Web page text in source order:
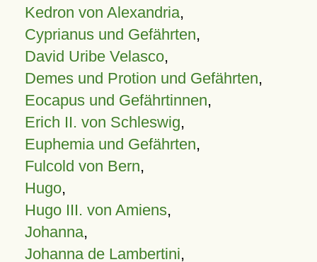
Kedron von Alexandria,
Cyprianus und Gefährten,
David Uribe Velasco,
Demes und Protion und Gefährten,
Eocapus und Gefährtinnen,
Erich II. von Schleswig,
Euphemia und Gefährten,
Fulcold von Bern,
Hugo,
Hugo III. von Amiens,
Johanna,
Johanna de Lambertini,